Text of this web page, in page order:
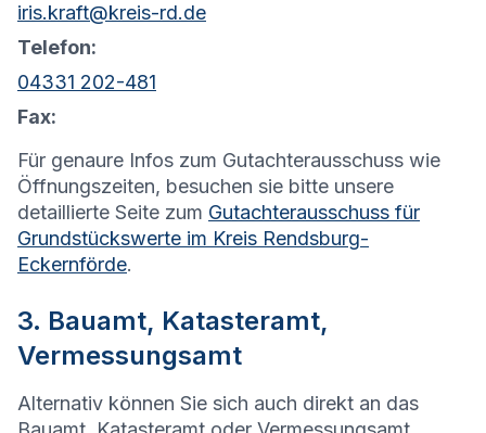
iris.kraft@kreis-rd.de
Telefon:
04331 202-481
Fax:
Für genaure Infos zum Gutachterausschuss wie
Öffnungszeiten, besuchen sie bitte unsere
detaillierte Seite zum Gutachterausschuss für
Grundstückswerte im Kreis Rendsburg-
Eckernförde.
3. Bauamt, Katasteramt,
Vermessungsamt
Alternativ können Sie sich auch direkt an das